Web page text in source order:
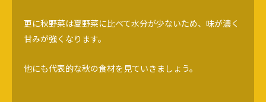
更に秋野菜は夏野菜に比べて水分が少ないため、味が濃く
甘みが強くなります。
他にも代表的な秋の食材を見ていきましょう。